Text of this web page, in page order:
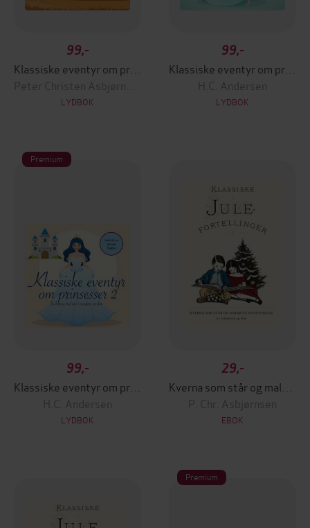
99,-
LYDBOK
99,-
H.C. Andersen
LYDBOK
Premium
99,-
H.C. Andersen
LYDBOK
29,-
P. Chr. Asbjørnsen
EBOK
Premium